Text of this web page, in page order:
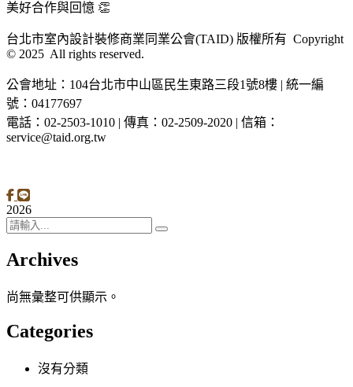
美好合作與回憶 👏
台北市室內設計裝修商業同業公會(TAID) 版權所有 Copyright
© 2025 All rights reserved.
公會地址：104台北市中山區民生東路三段1號8樓 | 統一編
號：04177697
電話：02-2503-1010 | 傳真：02-2509-2020 | 信箱：
service@taid.org.tw
2026
Archives
尚無彙整可供顯示。
Categories
沒有分類